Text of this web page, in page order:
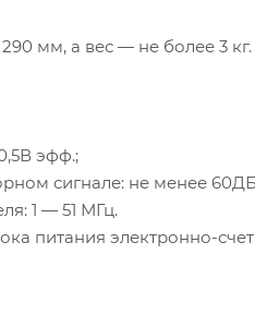
мм, а вес — не более 3 кг.
эфф.;
сигнале: не менее
1 — 51 МГц.
питания электронно-